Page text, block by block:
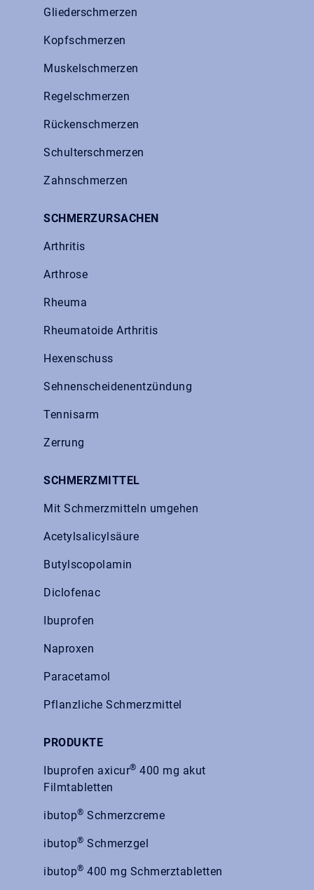
Gliederschmerzen
Kopfschmerzen
Muskelschmerzen
Regelschmerzen
Rückenschmerzen
Schulterschmerzen
Zahnschmerzen
SCHMERZURSACHEN
Arthritis
Arthrose
Rheuma
Rheumatoide Arthritis
Hexenschuss
Sehnenscheidenentzündung
Tennisarm
Zerrung
SCHMERZMITTEL
Mit Schmerzmitteln umgehen
Acetylsalicylsäure
Butylscopolamin
Diclofenac
Ibuprofen
Naproxen
Paracetamol
Pflanzliche Schmerzmittel
PRODUKTE
Ibuprofen axicur® 400 mg akut
Filmtabletten
ibutop® Schmerzcreme
ibutop® Schmerzgel
ibutop® 400 mg Schmerztabletten